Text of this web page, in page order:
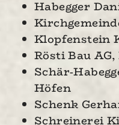
Habegger
Klopfenstein
Rösti Bau
Schär-
Höfen
Schenk
Schreinerei